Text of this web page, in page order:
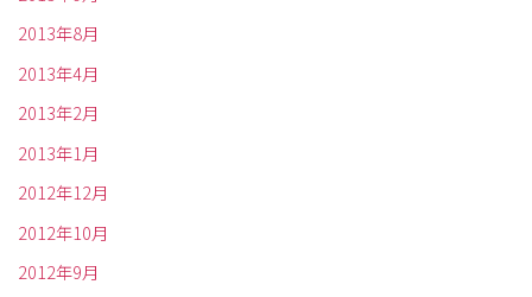
2013年8月
2013年4月
2013年2月
2013年1月
2012年12月
2012年10月
2012年9月